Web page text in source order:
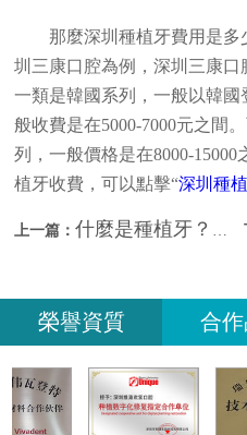
那麼深圳種植牙費用是
圳三康口腔為例，深圳三康口
一類是韓國系列，一般以韓
般收費是在5000-7000元之間
列，一般價格是在8000-
植牙收費，可以點擊“深圳種
上一篇：什麼是種植牙？深圳種植牙收費是多少？
榮譽資質 合